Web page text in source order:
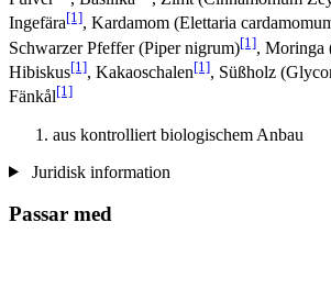
Ingefära[1], Kardamom (Elettaria
Schwarzer Pfeffer (Piper nigrum)[1], Moringa
Hibiskus[1], Kakaoschalen[1], Süßholz
Fänkål[1]
aus kontrolliert biologischem Anbau
Juridisk information
Passar med